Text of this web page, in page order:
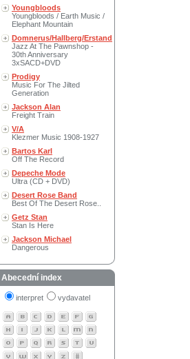
Youngbloods
Youngbloods / Earth Music /
Elephant Mountain
Domnerus/Hallberg/Erstand
Jazz At The Pawnshop -
30th Anniversary
3xSACD+DVD
Prodigy
Music For The Jilted
Generation
Jackson Alan
Freight Train
V/A
Klezmer Music 1908-1927
Bartos Karl
Off The Record
Depeche Mode
Ultra (CD + DVD)
Desert Rose Band
Best Of The Desert Rose..
Getz Stan
Stan Is Here
Jackson Michael
Dangerous
Abecední index
interpret vydavatel